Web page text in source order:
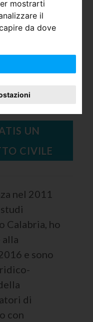
mostrarti
il
da dove
Maria
UN
CIVILE
nel 2011
Calabria, ho
e sono
di
con